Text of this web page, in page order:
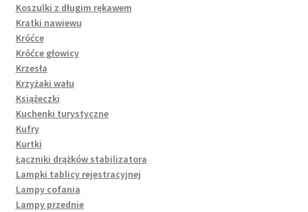
Koszulki z długim rękawem
Kratki nawiewu
Króćce
Króćce głowicy
Krzesła
Krzyżaki wału
Książeczki
Kuchenki turystyczne
Kufry
Kurtki
Łączniki drążków stabilizatora
Lampki tablicy rejestracyjnej
Lampy cofania
Lampy przednie